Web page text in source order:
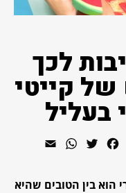
8 סיבות לכך
קייטי
בעליל
Facebook
Twitter
WhatsApp
הוא בין הטובים שהיא